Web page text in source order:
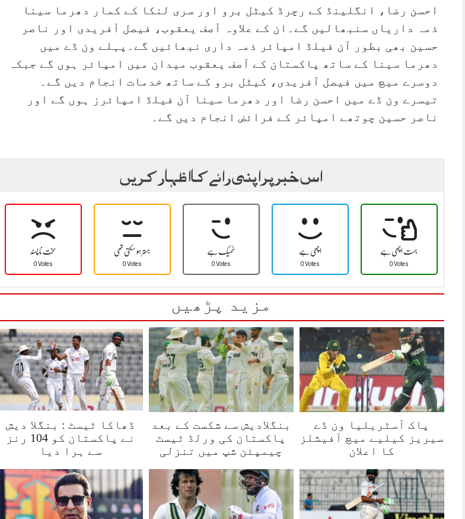
احسن رضا، انگلینڈ کے رچرڈ کیٹل برو اور سری لنکا کے کمار دھرما سینا
ذمہ داریاں سنبھالیں گے۔ان کے علاوہ آصف یعقوب، فیصل آفریدی اور ناصر
حسین بھی بطور آن فیلڈ امپائر ذمہ داری نبھائیں گے۔پہلے ون ڈے میں
دھرما سینا کے ساتھ پاکستان کے آصف یعقوب میدان میں امپائر ہوں گے جبکہ
دوسرے میچ میں فیصل آفریدی، کیٹل برو کے ساتھ خدمات انجام دیں گے۔
تیسرے ون ڈے میں احسن رضا اور دھرما سینا آن فیلڈ امپائرز ہوں گے اور
ناصر حسین چوتھے امپائر کے فرائض انجام دیں گے۔
اس خبر پر اپنی رائے کا اظہار کریں
سخت نا پسند
0 Votes
بہتر ہو سکتی تھی
0 Votes
ٹھیک ہے
0 Votes
اچھی ہے
0 Votes
بہت اچھی ہے
0 Votes
مزید پڑھیں
پاک آسٹریلیا ون ڈے
سیریز کیلیے میچ آفیشلز
کا اعلان
بنگلادیش سے شکست کے بعد
پاکستان کی ورلڈ ٹیسٹ
چیمپئن شپ میں تنزلی
ڈھاکا ٹیسٹ : بنگلا دیش
نے پاکستان کو 104 رنز
سے ہرا دیا